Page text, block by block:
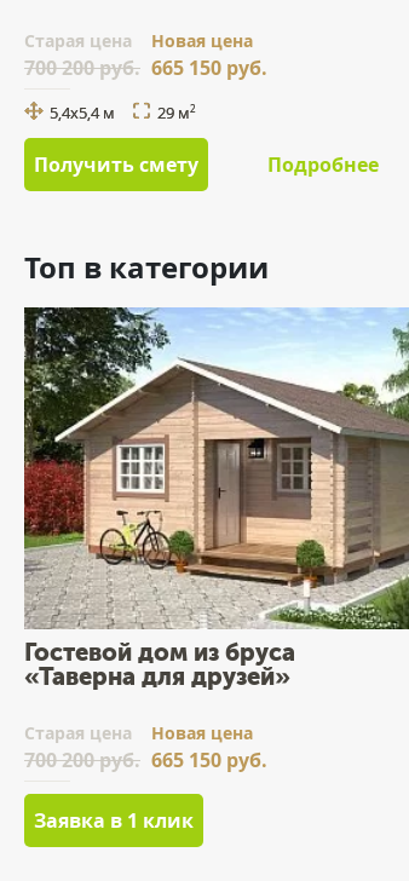
Cтарая цена
700 200 руб.
Новая цена
665 150 руб.
5,4х5,4 м 29 м2
Получить смету Подробнее
Топ в категории
Гостевой дом из бруса
«Таверна для друзей»
Cтарая цена
700 200 руб.
Новая цена
665 150 руб.
Заявка в 1 клик